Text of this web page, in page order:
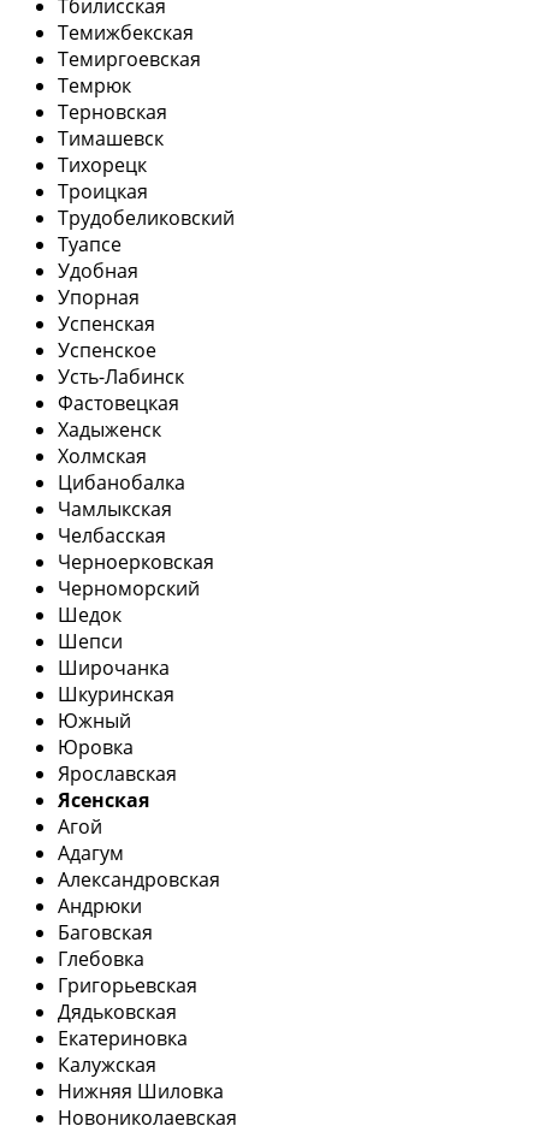
Тбилисская
Темижбекская
Темиргоевская
Темрюк
Терновская
Тимашевск
Тихорецк
Троицкая
Трудобеликовский
Туапсе
Удобная
Упорная
Успенская
Успенское
Усть-Лабинск
Фастовецкая
Хадыженск
Холмская
Цибанобалка
Чамлыкская
Челбасская
Черноерковская
Черноморский
Шедок
Шепси
Широчанка
Шкуринская
Южный
Юровка
Ярославская
Ясенская
Агой
Адагум
Александровская
Андрюки
Баговская
Глебовка
Григорьевская
Дядьковская
Екатериновка
Калужская
Нижняя Шиловка
Новониколаевская